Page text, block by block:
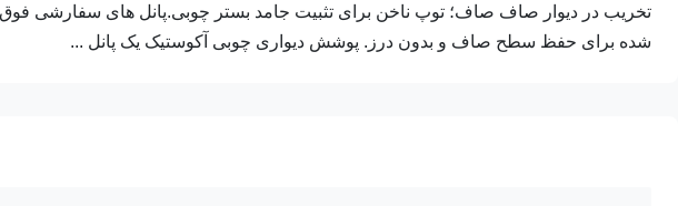
تخریب در دیوار صاف صاف؛ توپ ناخن برای تثبیت جامد بستر چوبی.پانل های سفارشی فوق
شده برای حفظ سطح صاف و بدون درز. پوشش دیواری چوبی آکوستیک یک پانل ...